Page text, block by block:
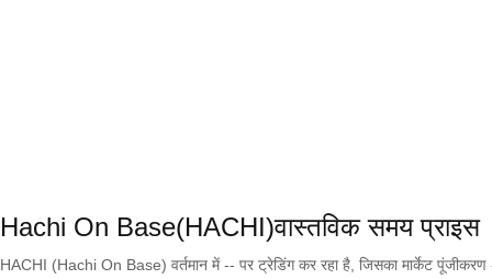
Hachi On Base(HACHI)वास्तविक समय प्राइस
HACHI (Hachi On Base) वर्तमान में -- पर ट्रेडिंग कर रहा है, जिसका मार्केट